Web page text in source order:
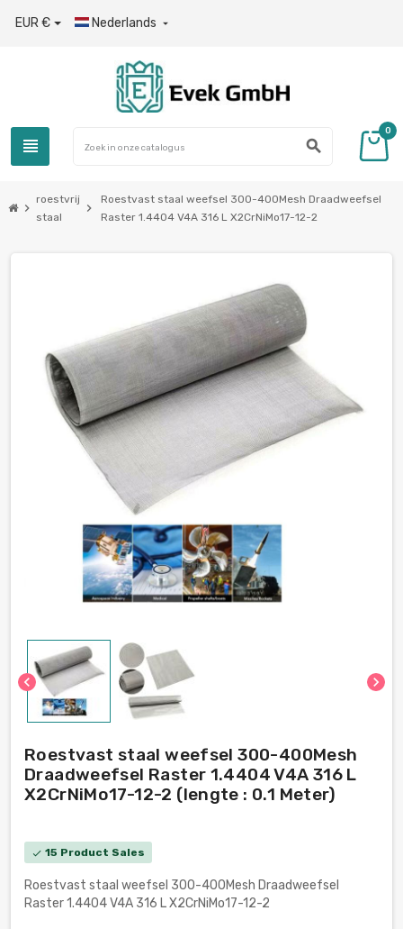
EUR € Nederlands 
view_headline search
0
chevron_right
roestvrij
staal
chevron_right
Roestvast staal weefsel 300-400Mesh Draadweefsel
Raster 1.4404 V4A 316 L X2CrNiMo17-12-2
chevron_left chevron_right
Roestvast staal weefsel 300-400Mesh
Draadweefsel Raster 1.4404 V4A 316 L
X2CrNiMo17-12-2 (lengte : 0.1 Meter)
check 15 Product Sales
Roestvast staal weefsel 300-400Mesh Draadweefsel
Raster 1.4404 V4A 316 L X2CrNiMo17-12-2